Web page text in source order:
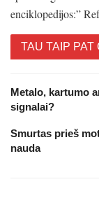
enciklopedijos:”
TAU TAIP PAT
Metalo, kartumo
signalai?
Smurtas prieš
nauda